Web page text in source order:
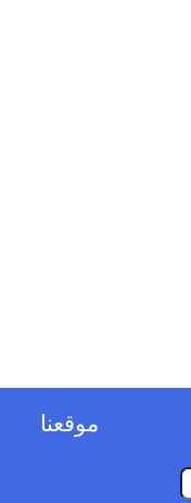
موقعنا